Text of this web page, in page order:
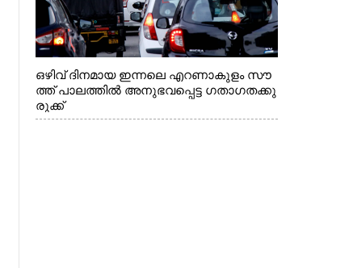
ഒഴിവ് ദിനമായ ഇന്നലെ എറണാകുളം സൗ
ത്ത് പാലത്തിൽ അനുഭവപ്പെട്ട ഗതാഗതക്കു
രുക്ക്